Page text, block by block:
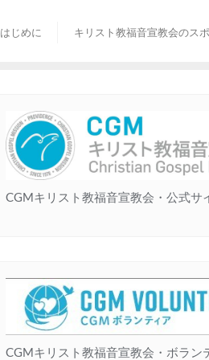
はじめに キリスト教福音宣教会のス
CGMキリスト教福音宣教会・公式サ
CGMキリスト教福音宣教会・ボラン